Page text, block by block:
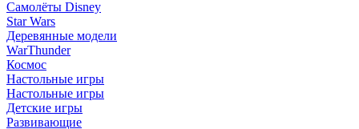
Самолёты Disney
Star Wars
Деревянные модели
WarThunder
Космос
Настольные игры
Настольные игры
Детские игры
Развивающие